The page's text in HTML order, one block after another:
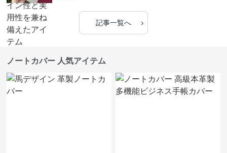
記事一覧へ ›
ノートカバー 人気アイテム